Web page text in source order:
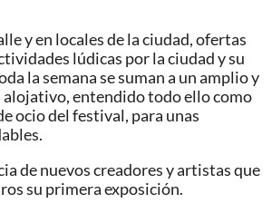
y en locales de la ciudad, ofertas
lúdicas por la ciudad y su
la semana se suman a un amplio y
entendido todo ello como
ocio del festival, para unas
de nuevos creadores y artistas que
su primera exposición.